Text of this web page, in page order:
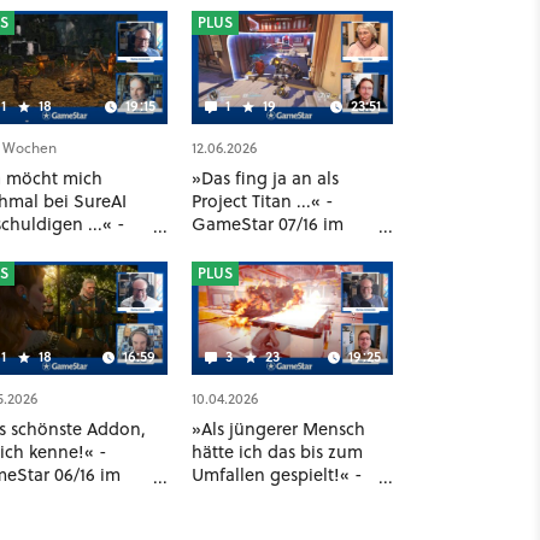
18 19:15
möcht mich
bei SureAI
...« -
1 19 23:51
PLUS
12.06.2026
»Das fing ja an als
Project Titan ...« -
GameStar 07/16 im
18 16:59
schönste Addon,
kenne!« -
06/16 im
3 23 19:25
PLUS
10.04.2026
»Als jüngerer Mensch
hätte ich das bis zum
Umfallen gespielt!« -